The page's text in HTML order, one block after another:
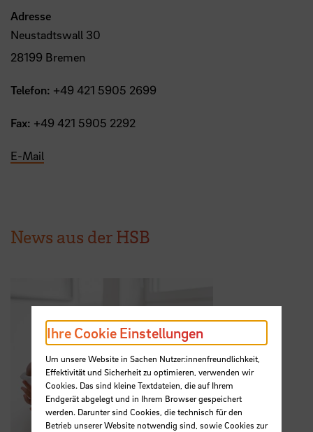
Adresse
Neustadtswall 30
28199 Bremen
Telefon: +49 421 5905 2699
Fax: +49 421 5905 2292
E-Mail
News aus der HSB
Ihre Cookie Einstellungen
Um unsere Website in Sachen Nutzer:innenfreundlichkeit,
Effektivität und Sicherheit zu optimieren, verwenden wir
Cookies. Das sind kleine Textdateien, die auf Ihrem
Endgerät abgelegt und in Ihrem Browser gespeichert
werden. Darunter sind Cookies, die technisch für den
Betrieb unserer Website notwendig sind, sowie Cookies zur